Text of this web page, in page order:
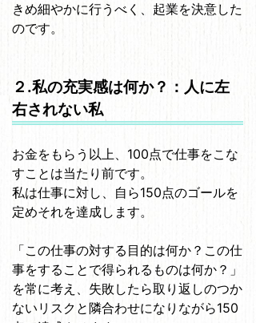
きめ細やかに行うべく、起業を決意した
のです。
２.私の充実感は何か？：人に左
右されない私
お金をもらう以上、100点で仕事をこな
すことは当たり前です。
私は仕事に対し、自ら150点のゴールを
定めそれを達成します。
「この仕事の対する目的は何か？この仕
事をすることで得られるものは何か？」
を常に考え、失敗したら取り返しのつか
ないリスクと隣合わせになりながら150